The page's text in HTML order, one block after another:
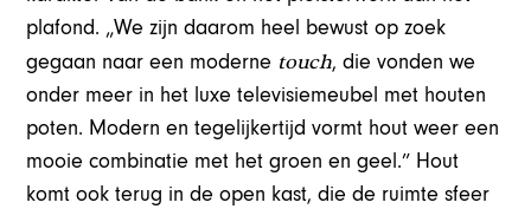
plafond. „We zijn daarom heel bewust op zoek
gegaan naar een moderne touch, die vonden we
onder meer in het luxe televisiemeubel met houten
poten. Modern en tegelijkertijd vormt hout weer een
mooie combinatie met het groen en geel.” Hout
komt ook terug in de open kast, die de ruimte sfeer